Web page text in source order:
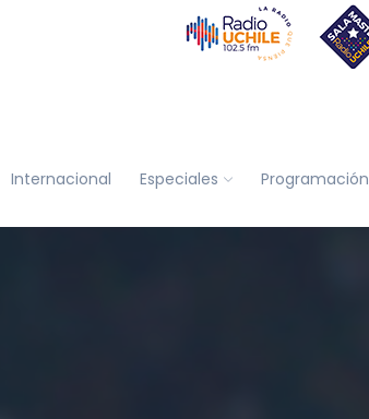
Internacional Especiales Programación